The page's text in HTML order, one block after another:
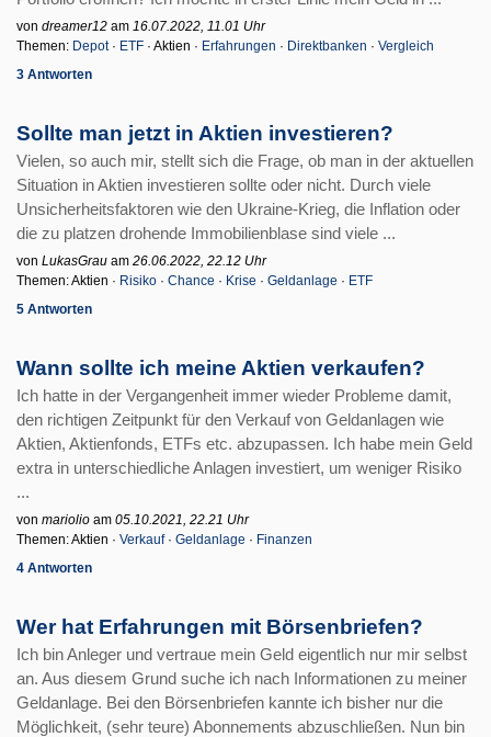
von dreamer12 am 16.07.2022, 11.01 Uhr
Themen: Depot· ETF · Aktien · Erfahrungen · Direktbanken · Vergleich
3 Antworten
Sollte man jetzt in Aktien investieren?
Vielen, so auch mir, stellt sich die Frage, ob man in der aktuellen
Situation in Aktien investieren sollte oder nicht. Durch viele
Unsicherheitsfaktoren wie den Ukraine-Krieg, die Inflation oder
die zu platzen drohende Immobilienblase sind viele ...
von LukasGrau am 26.06.2022, 22.12 Uhr
Themen: Aktien · Risiko · Chance · Krise · Geldanlage · ETF
5 Antworten
Wann sollte ich meine Aktien verkaufen?
Ich hatte in der Vergangenheit immer wieder Probleme damit,
den richtigen Zeitpunkt für den Verkauf von Geldanlagen wie
Aktien, Aktienfonds, ETFs etc. abzupassen. Ich habe mein Geld
extra in unterschiedliche Anlagen investiert, um weniger Risiko
...
von mariolio am 05.10.2021, 22.21 Uhr
Themen: Aktien · Verkauf· Geldanlage · Finanzen
4 Antworten
Wer hat Erfahrungen mit Börsenbriefen?
Ich bin Anleger und vertraue mein Geld eigentlich nur mir selbst
an. Aus diesem Grund suche ich nach Informationen zu meiner
Geldanlage. Bei den Börsenbriefen kannte ich bisher nur die
Möglichkeit, (sehr teure) Abonnements abzuschließen. Nun bin